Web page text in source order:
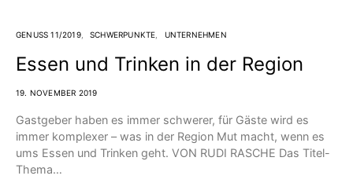
GENUSS 11/2019 SCHWERPUNKTE UNTERNEHMEN
Essen und Trinken in der Region
19. NOVEMBER 2019
Gastgeber haben es immer schwerer, für Gäste wird es
immer komplexer – was in der Region Mut macht, wenn es
ums Essen und Trinken geht. VON RUDI RASCHE Das Titel-
Thema…